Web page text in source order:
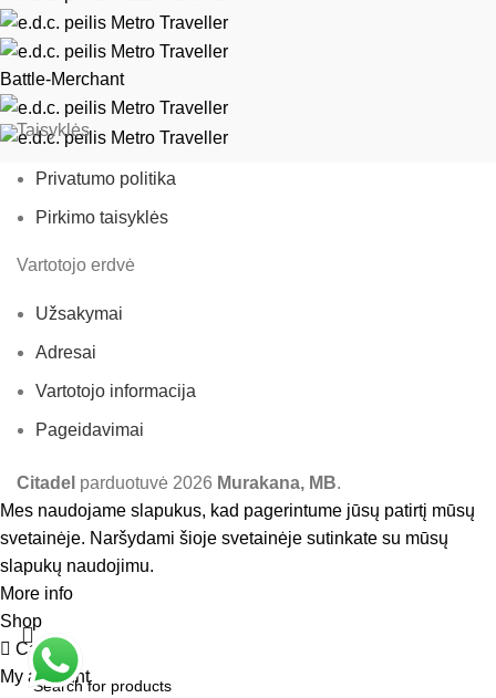
Battle-Merchant
Taisyklės
Privatumo politika
Pirkimo taisyklės
Vartotojo erdvė
Užsakymai
Adresai
Vartotojo informacija
Pageidavimai
Citadel parduotuvė 2026 Murakana, MB.
Mes naudojame slapukus, kad pagerintume jūsų patirtį mūsų
svetainėje. Naršydami šioje svetainėje sutinkate su mūsų
slapukų naudojimu.
More info
Shop
Cart
My account